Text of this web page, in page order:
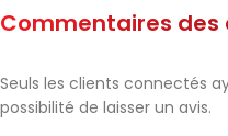
Commentaires des
Seuls les clients connectés
possibilité de laisser un avis.